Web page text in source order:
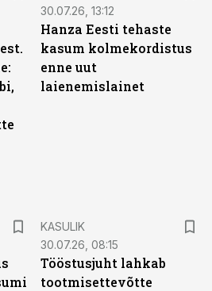
30.07.26, 13:12
Hanza Eesti tehaste
kasum kolmekordistus
enne uut
laienemislainet
KASULIK
30.07.26, 08:15
Tööstusjuht lahkab
tootmisettevõtte